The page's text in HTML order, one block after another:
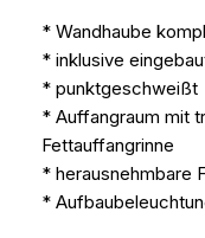
* Wandhaube
* inklusive
* punktgeschweißt
* Auffangraum mit
Fettauffangrinne
* herausnehmbare
*